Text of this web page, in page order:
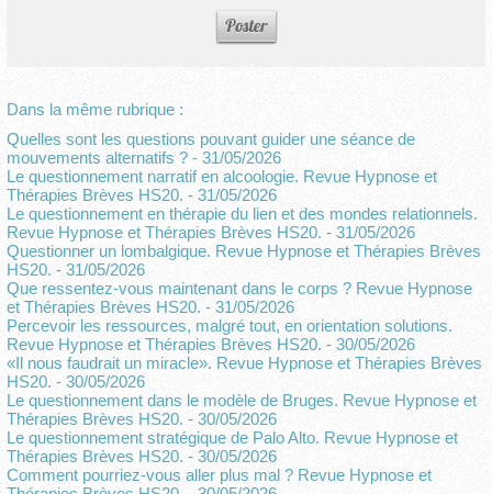
Dans la même rubrique :
Quelles sont les questions pouvant guider une séance de
mouvements alternatifs ? - 31/05/2026
Le questionnement narratif en alcoologie. Revue Hypnose et
Thérapies Brèves HS20. - 31/05/2026
Le questionnement en thérapie du lien et des mondes relationnels.
Revue Hypnose et Thérapies Brèves HS20. - 31/05/2026
Questionner un lombalgique. Revue Hypnose et Thérapies Brèves
HS20. - 31/05/2026
Que ressentez-vous maintenant dans le corps ? Revue Hypnose
et Thérapies Brèves HS20. - 31/05/2026
Percevoir les ressources, malgré tout, en orientation solutions.
Revue Hypnose et Thérapies Brèves HS20. - 30/05/2026
«Il nous faudrait un miracle». Revue Hypnose et Thérapies Brèves
HS20. - 30/05/2026
Le questionnement dans le modèle de Bruges. Revue Hypnose et
Thérapies Brèves HS20. - 30/05/2026
Le questionnement stratégique de Palo Alto. Revue Hypnose et
Thérapies Brèves HS20. - 30/05/2026
Comment pourriez-vous aller plus mal ? Revue Hypnose et